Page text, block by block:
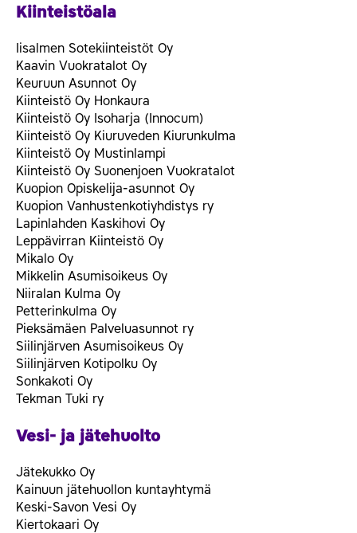
Kiinteistöala
Iisalmen Sotekiinteistöt Oy
Kaavin Vuokratalot Oy
Keuruun Asunnot Oy
Kiinteistö Oy Honkaura
Kiinteistö Oy Isoharja (Innocum)
Kiinteistö Oy Kiuruveden Kiurunkulma
Kiinteistö Oy Mustinlampi
Kiinteistö Oy Suonenjoen Vuokratalot
Kuopion Opiskelija-asunnot Oy
Kuopion Vanhustenkotiyhdistys ry
Lapinlahden Kaskihovi Oy
Leppävirran Kiinteistö Oy
Mikalo Oy
Mikkelin Asumisoikeus Oy
Niiralan Kulma Oy
Petterinkulma Oy
Pieksämäen Palveluasunnot ry
Siilinjärven Asumisoikeus Oy
Siilinjärven Kotipolku Oy
Sonkakoti Oy
Tekman Tuki ry
Vesi- ja jätehuolto
Jätekukko Oy
Kainuun jätehuollon kuntayhtymä
Keski-Savon Vesi Oy
Kiertokaari Oy